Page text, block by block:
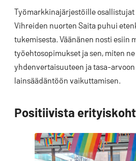
Työmarkkinajärjestöille osallistujat
Vihreiden nuorten Saita puhui
tukemisesta. Väänänen nosti esiin
työehtosopimukset ja sen, miten
yhdenvertaisuuteen ja tasa-
lainsäädäntöön vaikuttamisen.
Positiivista